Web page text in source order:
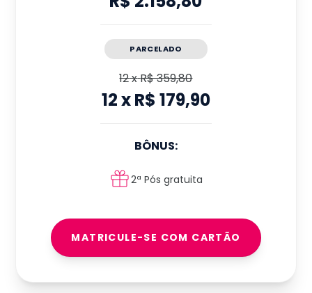
PARCELADO
12xR$ 359,80
12xR$ 179,90
BÔNUS:
2ª Pós gratuita
MATRICULE-SE COM CARTÃO